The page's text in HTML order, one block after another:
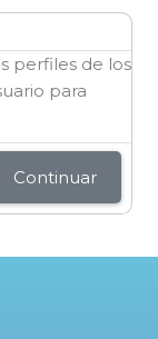
perfiles de los
para
Continuar